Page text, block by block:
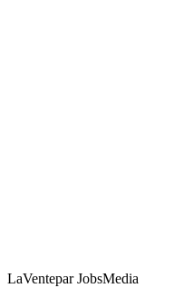
LaVentepar JobsMedia